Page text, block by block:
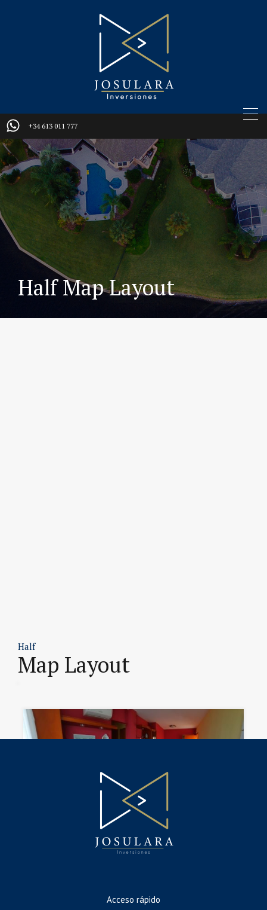
+34 613 011 777
Half Map Layout
Half
Map Layout
Apartamento 2 Habitaciones en Veneziola
Acceso rápido